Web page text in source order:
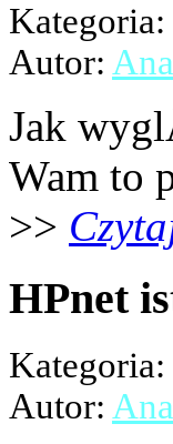
Kategoria:
Autor:
Jak
Wam to
>>
HPnet
Kategoria:
Autor: